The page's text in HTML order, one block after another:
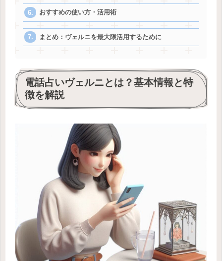
おすすめの使い方・活用術
まとめ：ヴェルニを最大限活用するために
電話占いヴェルニとは？基本情報と特
徴を解説